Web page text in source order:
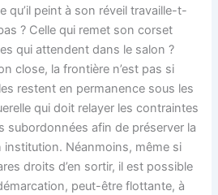
qu’il peint à son réveil travaille-t-
? Celle qui remet son corset
qui attendent dans le salon ?
close, la frontière n’est pas si
restent en permanence sous les
qui doit relayer les contraintes
subordonnées afin de préserver la
institution. Néanmoins, même si
droits d’en sortir, il est possible
peut-être flottante, à